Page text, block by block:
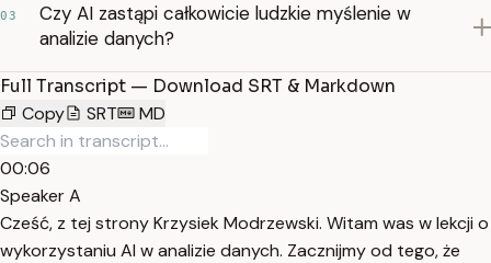
03
Czy AI zastąpi całkowicie ludzkie myślenie w
analizie danych?
Full Transcript — Download SRT & Markdown
Copy
SRT MD
00:06
Speaker A
Cześć, z tej strony Krzysiek Modrzewski. Witam was w lekcji o
wykorzystaniu AI w analizie danych. Zacznijmy od tego, że